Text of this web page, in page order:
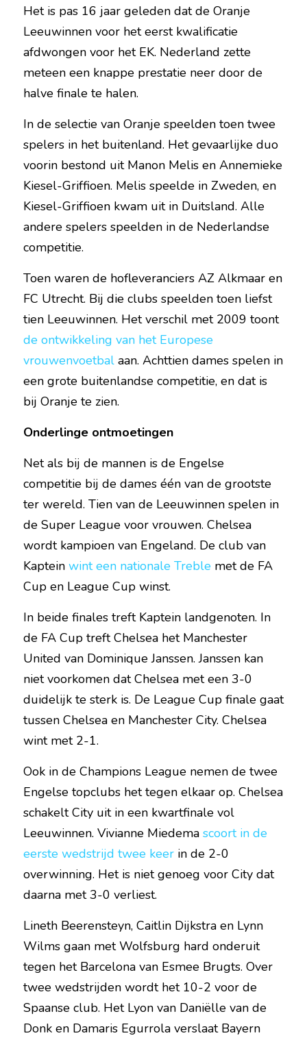
Het is pas 16 jaar geleden dat de Oranje
Leeuwinnen voor het eerst kwalificatie
afdwongen voor het EK. Nederland zette
meteen een knappe prestatie neer door de
halve finale te halen.
In de selectie van Oranje speelden toen twee
spelers in het buitenland. Het gevaarlijke duo
voorin bestond uit Manon Melis en Annemieke
Kiesel-Griffioen. Melis speelde in Zweden, en
Kiesel-Griffioen kwam uit in Duitsland. Alle
andere spelers speelden in de Nederlandse
competitie.
Toen waren de hofleveranciers AZ Alkmaar en
FC Utrecht. Bij die clubs speelden toen liefst
tien Leeuwinnen. Het verschil met 2009 toont
de ontwikkeling van het Europese
vrouwenvoetbal aan. Achttien dames spelen in
een grote buitenlandse competitie, en dat is
bij Oranje te zien.
Onderlinge ontmoetingen
Net als bij de mannen is de Engelse
competitie bij de dames één van de grootste
ter wereld. Tien van de Leeuwinnen spelen in
de Super League voor vrouwen. Chelsea
wordt kampioen van Engeland. De club van
Kaptein wint een nationale Treble met de FA
Cup en League Cup winst.
In beide finales treft Kaptein landgenoten. In
de FA Cup treft Chelsea het Manchester
United van Dominique Janssen. Janssen kan
niet voorkomen dat Chelsea met een 3-0
duidelijk te sterk is. De League Cup finale gaat
tussen Chelsea en Manchester City. Chelsea
wint met 2-1.
Ook in de Champions League nemen de twee
Engelse topclubs het tegen elkaar op. Chelsea
schakelt City uit in een kwartfinale vol
Leeuwinnen. Vivianne Miedema scoort in de
eerste wedstrijd twee keer in de 2-0
overwinning. Het is niet genoeg voor City dat
daarna met 3-0 verliest.
Lineth Beerensteyn, Caitlin Dijkstra en Lynn
Wilms gaan met Wolfsburg hard onderuit
tegen het Barcelona van Esmee Brugts. Over
twee wedstrijden wordt het 10-2 voor de
Spaanse club. Het Lyon van Daniëlle van de
Donk en Damaris Egurrola verslaat Bayern